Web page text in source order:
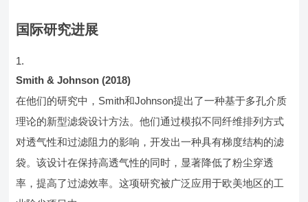
国际研究进展
Smith & Johnson (2018)
在他们的研究中，Smith和Johnson提出了一种基于多孔介质
理论的新型滤袋设计方法。他们通过模拟不同纤维排列方式
对透气性和过滤阻力的影响，开发出一种具有梯度结构的滤
袋。该设计在保持高透气性的同时，显著降低了粉尘穿透
率，提高了过滤效率。这项研究被广泛应用于欧美地区的工